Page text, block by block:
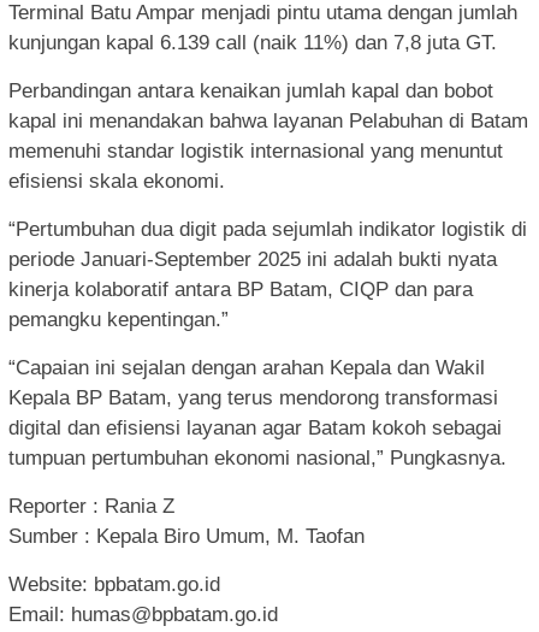
Terminal Batu Ampar menjadi pintu utama dengan jumlah
kunjungan kapal 6.139 call (naik 11%) dan 7,8 juta GT.
Perbandingan antara kenaikan jumlah kapal dan bobot
kapal ini menandakan bahwa layanan Pelabuhan di Batam
memenuhi standar logistik internasional yang menuntut
efisiensi skala ekonomi.
“Pertumbuhan dua digit pada sejumlah indikator logistik di
periode Januari-September 2025 ini adalah bukti nyata
kinerja kolaboratif antara BP Batam, CIQP dan para
pemangku kepentingan.”
“Capaian ini sejalan dengan arahan Kepala dan Wakil
Kepala BP Batam, yang terus mendorong transformasi
digital dan efisiensi layanan agar Batam kokoh sebagai
tumpuan pertumbuhan ekonomi nasional,” Pungkasnya.
Reporter : Rania Z
Sumber : Kepala Biro Umum, M. Taofan
Website: bpbatam.go.id
Email: humas@bpbatam.go.id